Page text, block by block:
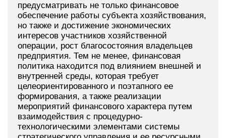
предусматривать не только финансовое
обеспечение работы субъекта хозяйствования,
но также и достижение экономических
интересов участников хозяйственной
операции, рост благосостояния владельцев
предприятия. Тем не менее, финансовая
политика находится под влиянием внешней и
внутренней среды, которая требует
целеориентированного и поэтапного ее
формирования, а также реализации
мероприятий финансового характера путем
взаимодействия с процедурно-
технологическими элементами системы